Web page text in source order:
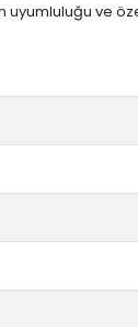
uyumluluğu